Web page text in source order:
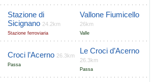
Stazione di
Sicignano 24.2km
Stazione ferroviaria
Vallone Fiumicello
26km
Valle
Croci l’Acerno 26.3km
Passa
Le Croci d’Acerno
26.3km
Passa